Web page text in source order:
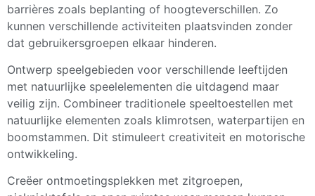
barrières zoals beplanting of hoogteverschillen. Zo
kunnen verschillende activiteiten plaatsvinden zonder
dat gebruikersgroepen elkaar hinderen.
Ontwerp speelgebieden voor verschillende leeftijden
met natuurlijke speelelementen die uitdagend maar
veilig zijn. Combineer traditionele speeltoestellen met
natuurlijke elementen zoals klimrotsen, waterpartijen en
boomstammen. Dit stimuleert creativiteit en motorische
ontwikkeling.
Creëer ontmoetingsplekken met zitgroepen,